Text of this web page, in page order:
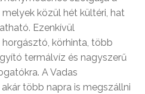
közül hét kültéri, hat
Ezenkívül
körhinta, több
termálvíz és nagyszerű
A Vadas
több napra is megszállni